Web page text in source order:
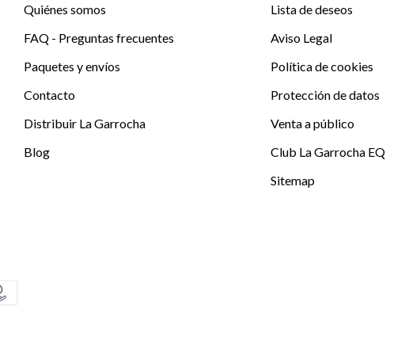
Quiénes somos
FAQ - Preguntas frecuentes
Paquetes y envíos
Contacto
Distribuir La Garrocha
Blog
Lista de deseos
Aviso Legal
Política de cookies
Protección de datos
Venta a público
Club La Garrocha EQ
Sitemap